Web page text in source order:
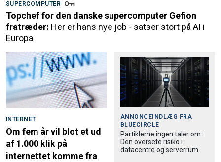
SUPERCOMPUTER
Topchef for den danske supercomputer Gefion
fratræder: Her er hans nye job - satser stort på AI i
Europa
INTERNET
Om fem år vil blot et ud
af 1.000 klik på
internettet komme fra
ANNONCEINDLÆG FRA
BLUECIRCLE
Partiklerne ingen taler om:
Den oversete risiko i
datacentre og serverrum